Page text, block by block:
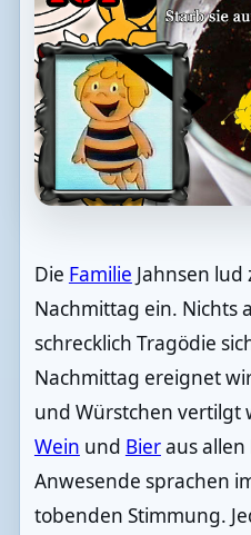
Die Familie Jahnsen
Nachmittag ein. Nichts
schrecklich Tragödie
Nachmittag ereignet
und Würstchen vertilgt
Wein und Bieraus allen
Anwesende sprachen
tobenden Stimmung.